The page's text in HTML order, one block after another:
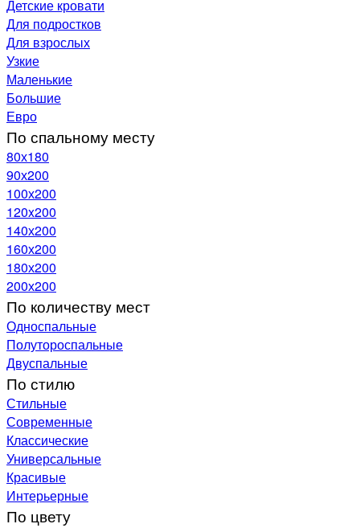
Детские кровати
Для подростков
Для взрослых
Узкие
Маленькие
Большие
Евро
По спальному месту
80х180
90х200
100х200
120x200
140х200
160х200
180х200
200х200
По количеству мест
Односпальные
Полутороспальные
Двуспальные
По стилю
Стильные
Современные
Классические
Универсальные
Красивые
Интерьерные
По цвету